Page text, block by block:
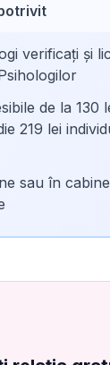
verificați și
de la 130
219 lei
sau în